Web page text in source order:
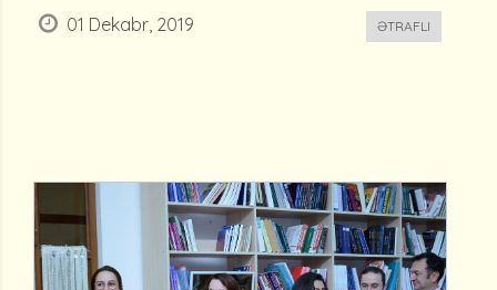
01 Dekabr, 2019 ƏTRAFLI